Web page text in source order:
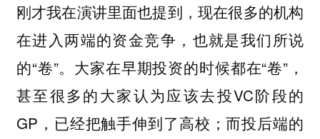
刚才我在演讲里面也提到，现在很多的机构
在进入两端的资金竞争，也就是我们所说
的“卷”。大家在早期投资的时候都在“卷”，
甚至很多的大家认为应该去投VC阶段的
GP，已经把触手伸到了高校；而投后端的